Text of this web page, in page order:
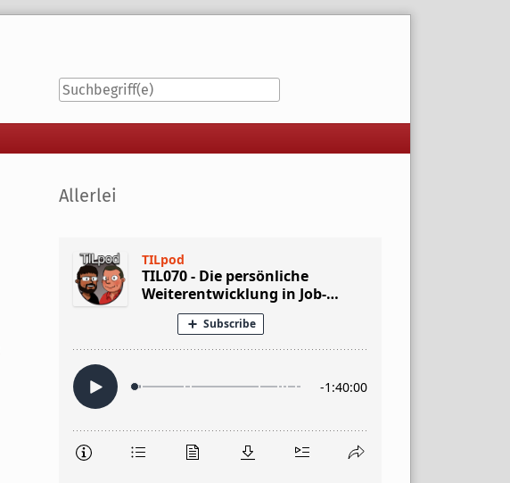
Seitenleiste
Allerlei